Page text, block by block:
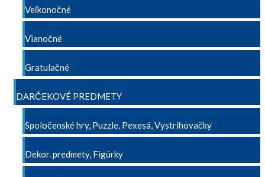
Veľkonočné
Vianočné
Gratulačné
DARČEKOVÉ PREDMETY
Spoločenské hry, Puzzle, Pexesá, Vystrihovačky
Dekor. predmety, Figúrky